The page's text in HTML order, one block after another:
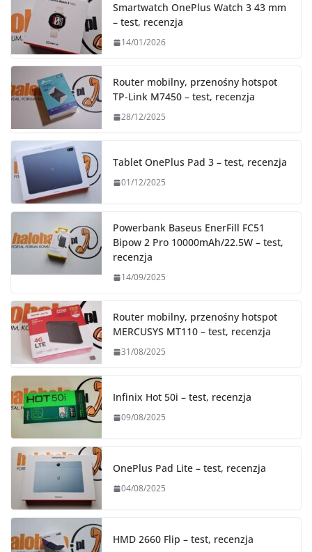
Smartwatch OnePlus Watch 3 43 mm
– test, recenzja
14/01/2026
Router mobilny, przenośny hotspot
TP-Link M7450 – test, recenzja
28/12/2025
Tablet OnePlus Pad 3 – test, recenzja
01/12/2025
Powerbank Baseus EnerFill FC51
Bipow 2 Pro 10000mAh/22.5W – test,
recenzja
14/09/2025
Router mobilny, przenośny hotspot
MERCUSYS MT110 – test, recenzja
31/08/2025
Infinix Hot 50i – test, recenzja
09/08/2025
OnePlus Pad Lite – test, recenzja
04/08/2025
HMD 2660 Flip – test, recenzja